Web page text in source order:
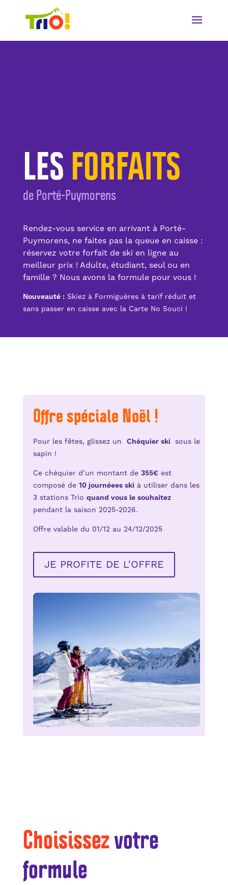
LES FORFAITS
de Porté-Puymorens
Rendez-vous service en arrivant à Porté-
Puymorens, ne faites pas la queue en caisse :
réservez votre forfait de ski en ligne au
meilleur prix ! Adulte, étudiant, seul ou en
famille ? Nous avons la formule pour vous !
Nouveauté :Skiez à Formiguères à tarif réduit et
sans passer en caisse avec la Carte No Souci !
Offre spéciale Noël !
Pour les fêtes, glissez un Chéquier ski
sous le
sapin !
Ce chéquier d’un montant de 355€est
composé de 10 journéees ski à utiliser dans les
3 stations Trio quand vous le souhaitez
pendant la saison 2025-2026.
Offre valable du 01/12 au 24/12/2025
JE PROFITE DE L'OFFRE
Choisissezvotre
formule